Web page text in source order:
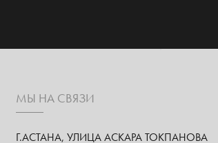
МЫ НА СВЯЗИ
Г.АСТАНА, УЛИЦА АСКАРА ТОКПАНОВА